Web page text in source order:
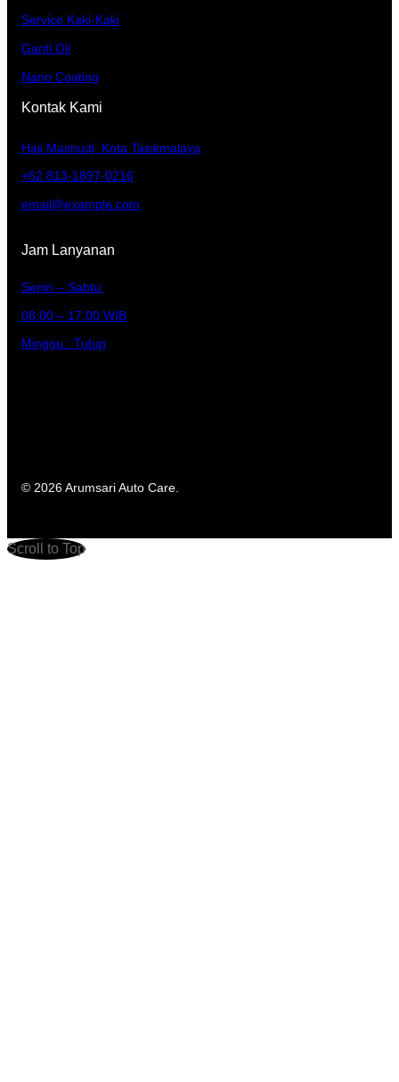
Service Kaki-Kaki
Ganti Oli
Nano Coating
Kontak Kami
Haji Mashudi, Kota Tasikmalaya
+62 813-1897-0216
email@example.com
Jam Lanyanan
Senin – Sabtu:
08.00 – 17.00 WIB
Minggu : Tutup
© 2026 Arumsari Auto Care.
Scroll to Top